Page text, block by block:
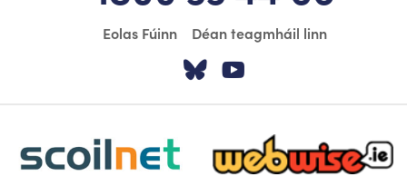
Eolas Fúinn Déan teagmháil linn
Tabhair cuairt ar
scoilnet-footer-logo3 webwise-logo-sticky